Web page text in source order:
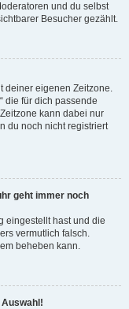
und du selbst
Besucher gezählt.
deiner eigenen Zeitzone.
die für dich passende
kann dabei nur
du noch nicht registriert
geht immer noch
eingestellt hast und die
vermutlich falsch.
beheben kann.